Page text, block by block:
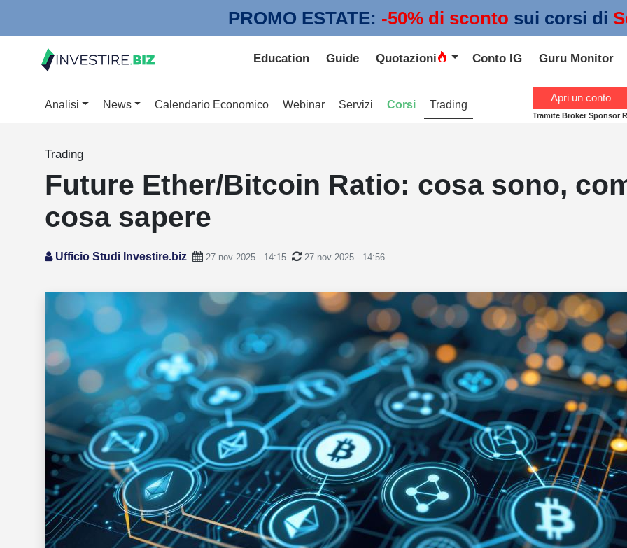
PROMO ESTATE: -50% di sconto sui corsi di
Education Guide Quotazioni Conto IG Guru Monitor
Analisi News Calendario Economico Webinar Servizi Corsi Trading
Apri un conto
Tramite Broker Sponsor
Trading
Future Ether/Bitcoin Ratio: cosa sono,
cosa sapere
Ufficio Studi Investire.biz 27 nov 2025 - 14:15 27 nov 2025 - 14:56